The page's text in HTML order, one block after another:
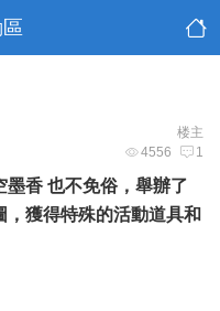
楼主
4556 1
香 也不免俗，舉辦了
獲得特殊的活動道具和